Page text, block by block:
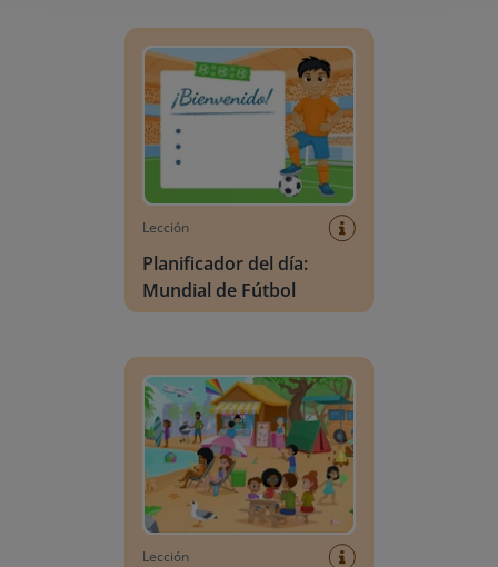
Lección
Planificador del día:
Mundial de Fútbol
Lección